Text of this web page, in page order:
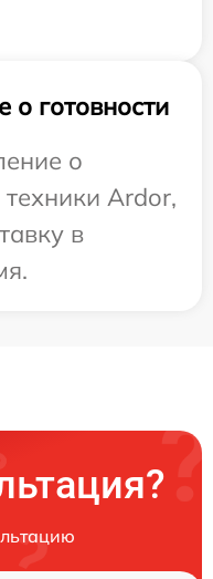
готовности
о
Ardor,
в